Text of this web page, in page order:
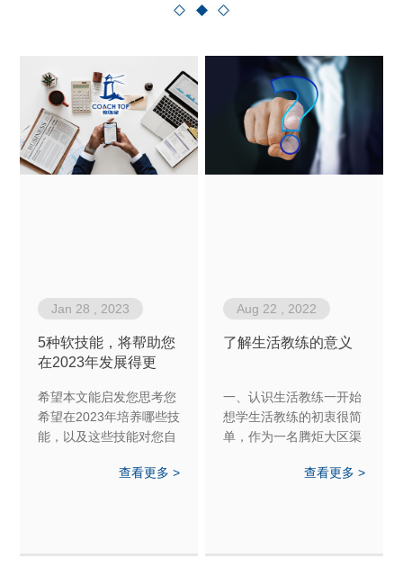
Jan 28 , 2023
5种软技能，将帮助您
在2023年发展得更
希望本文能启发您思考您
希望在2023年培养哪些技
能，以及这些技能对您自
与您的同事和朋友分享您
查看更多 >
Aug 22 , 2022
了解生活教练的意义
一、认识生活教练一开始
想学生活教练的初衷很简
单，作为一名腾炬大区渠
经销商们在事业和生活上
查看更多 >